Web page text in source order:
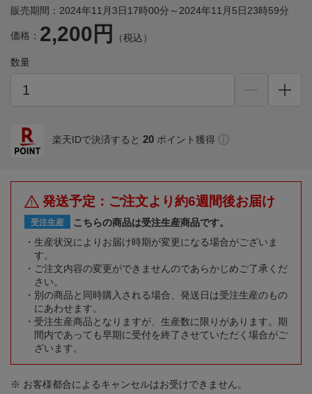
販売期間：2024年11月3日17時00分～2024年11月5日23時59分
価格： 2,200円 （税込）
数量
楽天IDで決済すると 20 ポイント獲得
発送予定：ご注文より約6週間後お届け
受注生産
こちらの商品は受注生産商品です。
生産状況によりお届け時期が変更になる場合がございま
す。
ご注文内容の変更ができませんのであらかじめご了承くだ
さい。
別の商品と同時購入される場合、発送日は受注生産のもの
にあわせます。
受注生産商品となりますが、生産数に限りがあります。期
間内であっても早期に受付を終了させていただく場合がご
ざいます。
※ お客様都合によるキャンセルはお受けできません。